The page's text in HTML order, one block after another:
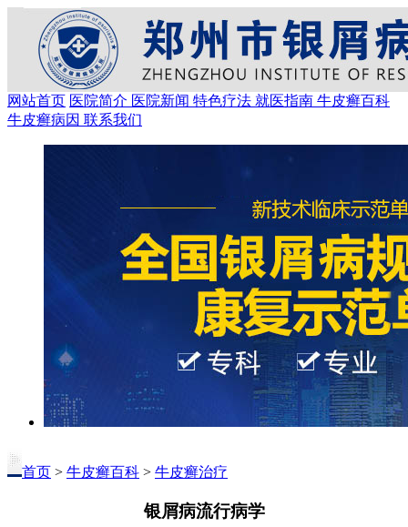
网站首页 医院简介 医院新闻 特色疗法 就医指南 牛皮癣百科
牛皮癣病因 联系我们
首页 > 牛皮癣百科 > 牛皮癣治疗
银屑病流行病学